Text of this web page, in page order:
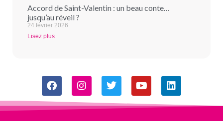
Accord de Saint-Valentin : un beau conte…
jusqu’au réveil ?
24 février 2026
Lisez plus